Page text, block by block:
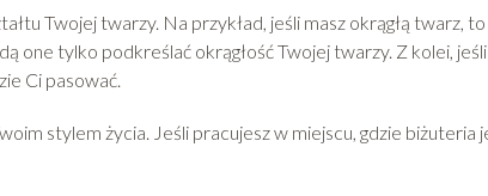
Twojej twarzy. Na przykład, jeśli masz okrągłą twarz, to
one tylko podkreślać okrągłość Twojej twarzy. Z kolei, jeśli
Ci pasować.
stylem życia. Jeśli pracujesz w miejscu, gdzie biżuteria